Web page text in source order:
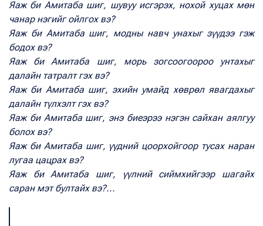
Яаж би Амитаба шиг, шувуу исгэрэх, нохой хуцах мөн
чанар нэгийг ойлгох вэ?
Яаж би Амитаба шиг, модны навч унахыг зүүдээ гэж
бодох вэ?
Яаж би Амитаба шиг, морь зогсоогоороо унтахыг
далайн татралт гэх вэ?
Яаж би Амитаба шиг, эхийн умайд хөврөл явагдахыг
далайн түлхэлт гэх вэ?
Яаж би Амитаба шиг, энэ биеэрээ нэгэн сайхан аялгуу
болох вэ?
Яаж би Амитаба шиг, үүдний цоорхойгоор тусах наран
лугаа цацрах вэ?
Яаж би Амитаба шиг, үүлний сиймхийгээр шагайх
саран мэт бултайх вэ?...